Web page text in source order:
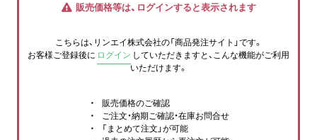
販売価格等は、ログインすると表示されます
こちらは、リンエイ株式会社の「商品発注サイト」です。
お客様ご登録後に ログイン していただきますと、こんな機能がご利用
いただけます。
販売価格のご確認
ご注文・納期ご確認・在庫お問合せ
「まとめて注文」が可能